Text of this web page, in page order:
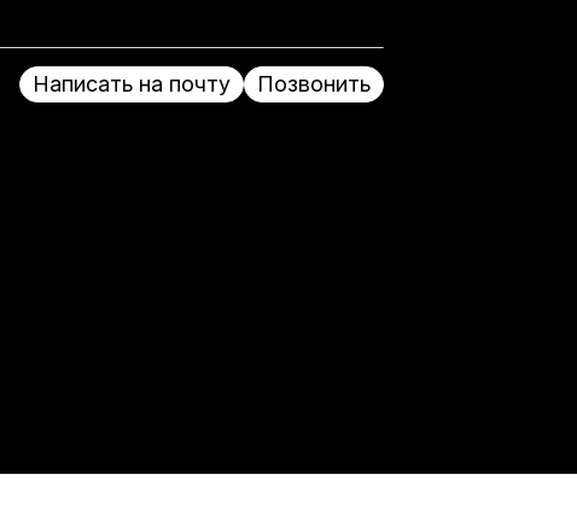
Написать на почту Позвонить